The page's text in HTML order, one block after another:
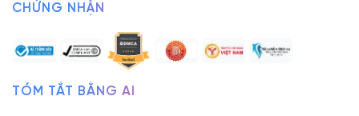
CHỨNG NHẬN
TÓM TẮT BẰNG AI